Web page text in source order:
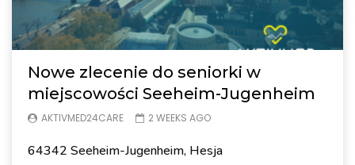
Nowe zlecenie do seniorki w
miejscowości Seeheim-Jugenheim
AKTIVMED24CARE 2 WEEKS AGO
64342 Seeheim-Jugenheim, Hesja